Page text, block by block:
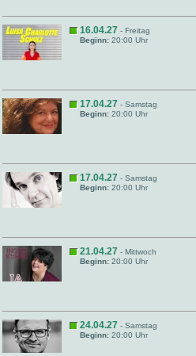
16.04.27 - Freitag
Beginn: 20:00 Uhr
17.04.27 - Samstag
Beginn: 20:00 Uhr
17.04.27 - Samstag
Beginn: 20:00 Uhr
21.04.27 - Mittwoch
Beginn: 20:00 Uhr
24.04.27 - Samstag
Beginn: 20:00 Uhr